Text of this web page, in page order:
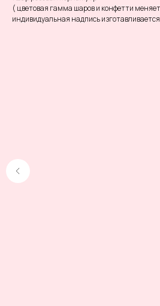
( цветовая гамма шаров и конфетти
индивидуальная надпись изготавливается